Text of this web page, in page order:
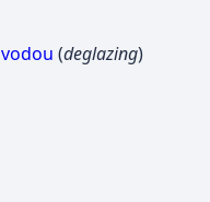
vodou (deglazing)